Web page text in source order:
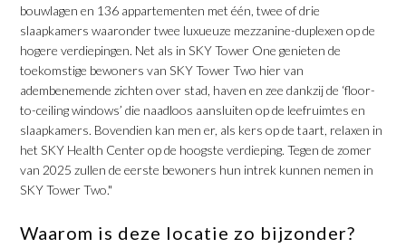
bouwlagen en 136 appartementen met één, twee of drie
slaapkamers waaronder twee luxueuze mezzanine-duplexen op de
hogere verdiepingen. Net als in SKY Tower One genieten de
toekomstige bewoners van SKY Tower Two hier van
adembenemende zichten over stad, haven en zee dankzij de ‘floor-
to-ceiling windows’ die naadloos aansluiten op de leefruimtes en
slaapkamers. Bovendien kan men er, als kers op de taart, relaxen in
het SKY Health Center op de hoogste verdieping. Tegen de zomer
van 2025 zullen de eerste bewoners hun intrek kunnen nemen in
SKY Tower Two."
Waarom is deze locatie zo bijzonder?